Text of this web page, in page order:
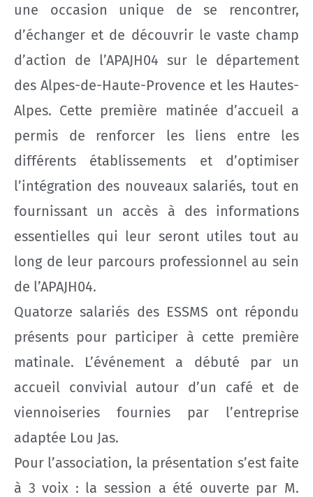
une occasion unique de se rencontrer,
d’échanger et de découvrir le vaste champ
d’action de l’APAJH04 sur le département
des Alpes-de-Haute-Provence et les Hautes-
Alpes. Cette première matinée d’accueil a
permis de renforcer les liens entre les
différents établissements et d’optimiser
l’intégration des nouveaux salariés, tout en
fournissant un accès à des informations
essentielles qui leur seront utiles tout au
long de leur parcours professionnel au sein
de l’APAJH04.
Quatorze salariés des ESSMS ont répondu
présents pour participer à cette première
matinale. L’événement a débuté par un
accueil convivial autour d’un café et de
viennoiseries fournies par l’entreprise
adaptée Lou Jas.
Pour l’association, la présentation s’est faite
à 3 voix : la session a été ouverte par M.